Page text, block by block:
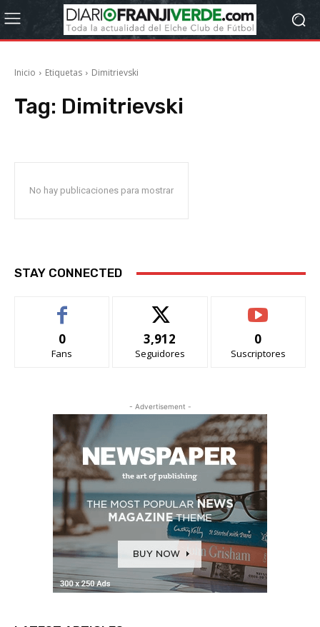
Inicio Etiquetas Dimitrievski
Tag: Dimitrievski
No hay publicaciones para mostrar
STAY CONNECTED
0
Fans
3,912
Seguidores
0
Suscriptores
- Advertisement -